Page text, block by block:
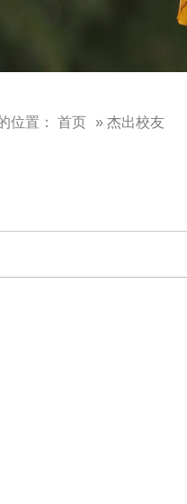
位置： 首页 » 杰出校友